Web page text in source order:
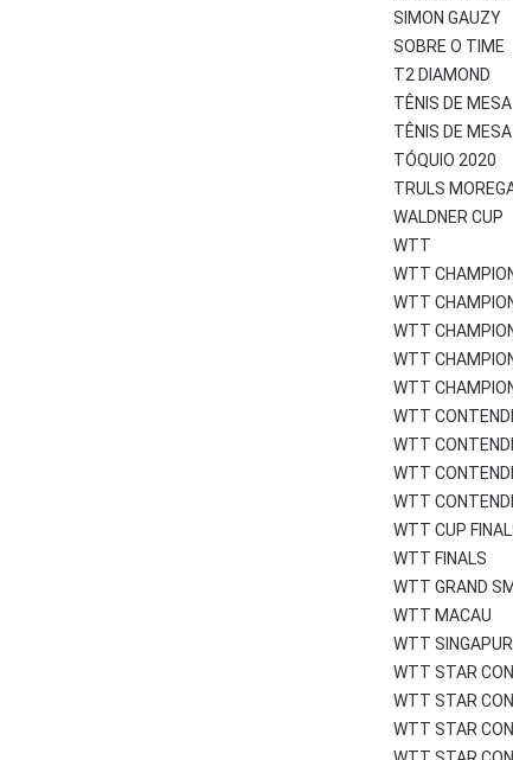
SIMON GAUZY
SOBRE O TIME
T2 DIAMOND
TÊNIS DE MESA
TÊNIS DE
TÓQUIO 2020
TRULS
WALDNER CUP
WTT
WTT
WTT
WTT
WTT
WTT
WTT
WTT
WTT
WTT
WTT CUP
WTT FINALS
WTT GRAND
WTT MACAU
WTT
WTT STAR
WTT STAR
WTT STAR